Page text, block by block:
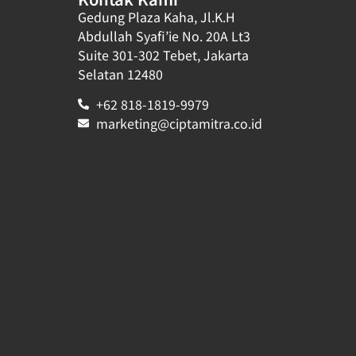
Gedung Plaza Kaha, Jl.K.H
Abdullah Syafi’ie No. 20A Lt3
Suite 301-302 Tebet, Jakarta
Selatan 12480
+62 818-1819-9979
marketing@ciptamitra.co.id